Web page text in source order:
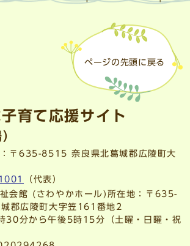
ページの先頭に戻る
育て応援サイト
〒635-8515 奈良県北葛城郡広陵町大
（代表）
会館 (さわやかホール)所在地：〒635-
郡広陵町大字笠161番地2
30分から午後5時15分（土曜・日曜・祝